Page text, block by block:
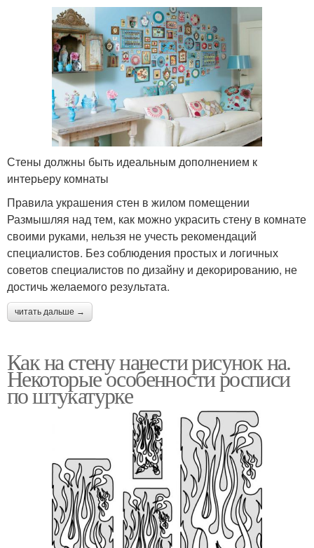
Стены должны быть идеальным дополнением к
интерьеру комнаты
Правила украшения стен в жилом помещении
Размышляя над тем, как можно украсить стену в комнате
своими руками, нельзя не учесть рекомендаций
специалистов. Без соблюдения простых и логичных
советов специалистов по дизайну и декорированию, не
достичь желаемого результата.
читать дальше →
Как на стену нанести рисунок на.
Некоторые особенности росписи
по штукатурке